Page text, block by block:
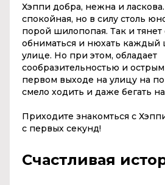
Хэппи добра, нежна и
спокойная, но в силу столь
порой шилопопая. Так и тянет
обниматься и нюхать каждый
улице. Но при этом, обладает
сообразительностью и
первом выходе на улицу на
смело ходить и даже бегать
Приходите знакомться с
с первых секунд!
Счастливая